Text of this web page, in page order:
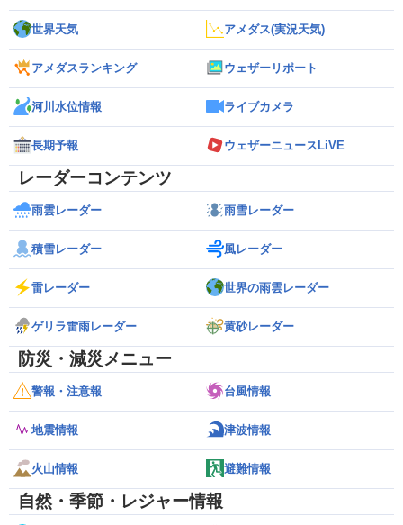
世界天気 アメダス(実況天気)
アメダスランキング ウェザーリポート
河川水位情報 ライブカメラ
長期予報 ウェザーニュースLiVE
レーダーコンテンツ
雨雲レーダー 雨雪レーダー
積雪レーダー 風レーダー
雷レーダー 世界の雨雲レーダー
ゲリラ雷雨レーダー 黄砂レーダー
防災・減災メニュー
警報・注意報 台風情報
地震情報 津波情報
火山情報 避難情報
自然・季節・レジャー情報